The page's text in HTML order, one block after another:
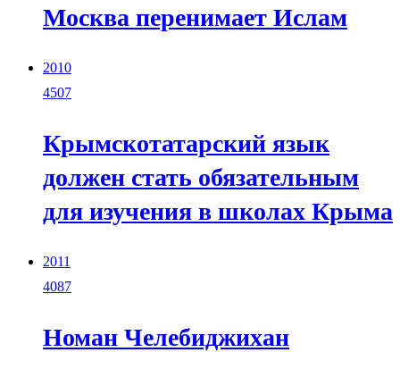
Москва перенимает Ислам
2010
4507
Крымскотатарский язык
должен стать обязательным
для изучения в школах Крыма
2011
4087
Номан Челебиджихан